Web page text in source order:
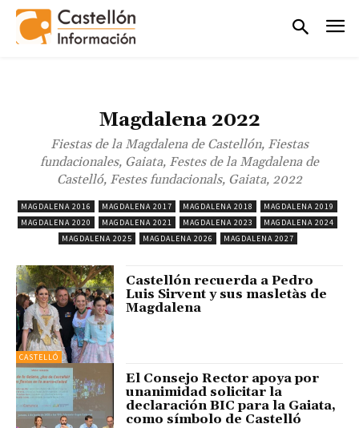
Magdalena 2022
Fiestas de la Magdalena de Castellón, Fiestas
fundacionales, Gaiata, Festes de la Magdalena de
Castelló, Festes fundacionals, Gaiata, 2022
MAGDALENA 2016 MAGDALENA 2017 MAGDALENA 2018
MAGDALENA 2019
MAGDALENA 2020
MAGDALENA 2021 MAGDALENA 2023
MAGDALENA 2024
MAGDALENA 2025
MAGDALENA 2026 MAGDALENA 2027
CASTELLÓ
Castellón recuerda a Pedro
Luis Sirvent y sus masletàs de
Magdalena
El Consejo Rector apoya por
unanimidad solicitar la
declaración BIC para la Gaiata,
como símbolo de Castelló